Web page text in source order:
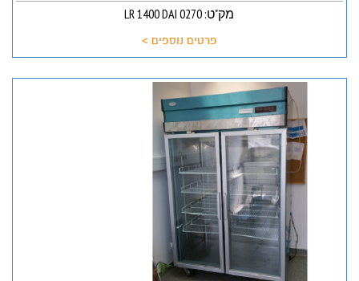
מק"ט: LR 1400 DAI 0270
פרטים נוספים >